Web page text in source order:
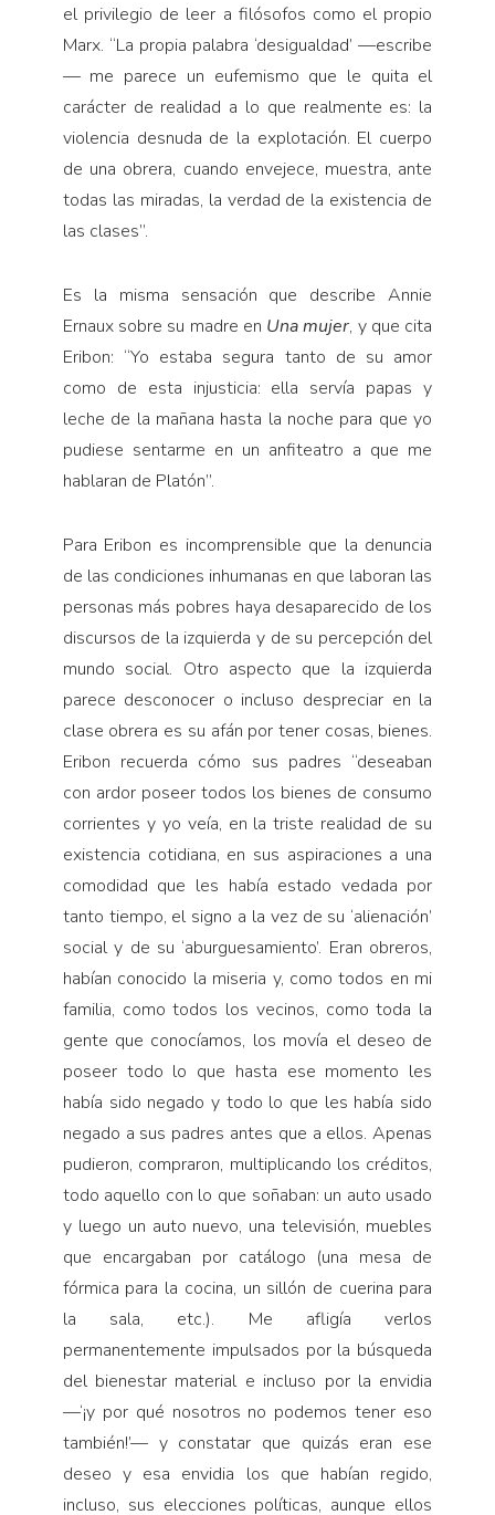
el privilegio de leer a filósofos como el propio
Marx. “La propia palabra ‘desigualdad’ —escribe
— me parece un eufemismo que le quita el
carácter de realidad a lo que realmente es: la
violencia desnuda de la explotación. El cuerpo
de una obrera, cuando envejece, muestra, ante
todas las miradas, la verdad de la existencia de
las clases”.
Es la misma sensación que describe Annie
Ernaux sobre su madre en Una mujer, y que cita
Eribon: “Yo estaba segura tanto de su amor
como de esta injusticia: ella servía papas y
leche de la mañana hasta la noche para que yo
pudiese sentarme en un anfiteatro a que me
hablaran de Platón”.
Para Eribon es incomprensible que la denuncia
de las condiciones inhumanas en que laboran las
personas más pobres haya desaparecido de los
discursos de la izquierda y de su percepción del
mundo social. Otro aspecto que la izquierda
parece desconocer o incluso despreciar en la
clase obrera es su afán por tener cosas, bienes.
Eribon recuerda cómo sus padres “deseaban
con ardor poseer todos los bienes de consumo
corrientes y yo veía, en la triste realidad de su
existencia cotidiana, en sus aspiraciones a una
comodidad que les había estado vedada por
tanto tiempo, el signo a la vez de su ‘alienación’
social y de su ‘aburguesamiento’. Eran obreros,
habían conocido la miseria y, como todos en mi
familia, como todos los vecinos, como toda la
gente que conocíamos, los movía el deseo de
poseer todo lo que hasta ese momento les
había sido negado y todo lo que les había sido
negado a sus padres antes que a ellos. Apenas
pudieron, compraron, multiplicando los créditos,
todo aquello con lo que soñaban: un auto usado
y luego un auto nuevo, una televisión, muebles
que encargaban por catálogo (una mesa de
fórmica para la cocina, un sillón de cuerina para
la sala, etc.). Me afligía verlos
permanentemente impulsados por la búsqueda
del bienestar material e incluso por la envidia
—‘¡y por qué nosotros no podemos tener eso
también!’— y constatar que quizás eran ese
deseo y esa envidia los que habían regido,
incluso, sus elecciones políticas, aunque ellos